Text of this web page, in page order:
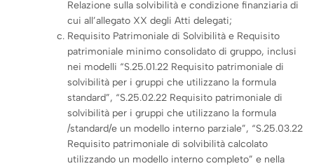
Relazione sulla solvibilità e condizione finanziaria di
cui all’allegato XX degli Atti delegati;
Requisito Patrimoniale di Solvibilità e Requisito
patrimoniale minimo consolidato di gruppo, inclusi
nei modelli “S.25.01.22 Requisito patrimoniale di
solvibilità per i gruppi che utilizzano la formula
standard”, “S.25.02.22 Requisito patrimoniale di
solvibilità per i gruppi che utilizzano la formula
/standard/e un modello interno parziale”, “S.25.03.22
Requisito patrimoniale di solvibilità calcolato
utilizzando un modello interno completo” e nella